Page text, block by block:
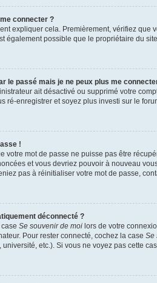
connecter ?
expliquer cela. Premièrement, vérifiez que
également possible que le propriétaire du
le passé mais je ne peux plus me
ait désactivé ou supprimé votre
ré-enregistrer et soyez plus investi sur le
!
votre mot de passe ne puisse pas être
et vous devriez pouvoir à nouveau
pas à réinitialiser votre mot de passe,
déconnecté ?
Se souvenir de moi lors de votre
Pour rester connecté, cochez la case Se
etc.). Si vous ne voyez pas cette